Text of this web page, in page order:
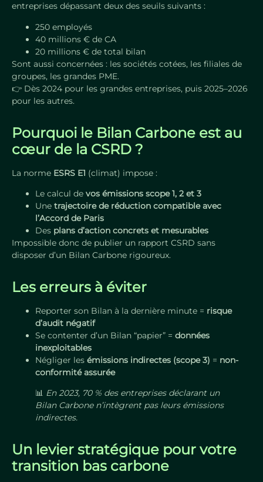
entreprises dépassant deux des seuils suivants :
250 employés
40 millions € de CA
20 millions € de total bilan
Sont aussi concernées : les sociétés cotées, les filiales de
groupes, les grandes PME.
👉 Dès 2024 pour les grandes entreprises, puis 2025–2026
pour les autres.
Pourquoi le Bilan Carbone est au
cœur de la CSRD ?
La norme ESRS E1 (climat) impose :
Le calcul de vos émissions scope 1, 2 et 3
Une trajectoire de réduction compatible avec
l’Accord de Paris
Des plans d’action concrets et mesurables
Impossible donc de publier un rapport CSRD sans
disposer d’un Bilan Carbone rigoureux.
Les erreurs à éviter
Reporter son Bilan à la dernière minute = risque
d’audit négatif
Se contenter d’un Bilan “papier” = données
inexploitables
Négliger les émissions indirectes (scope 3) = non-
conformité assurée
📊 En 2023, 70 % des entreprises déclarant un
Bilan Carbone n’intègrent pas leurs émissions
indirectes.
Un levier stratégique pour votre
transition bas carbone